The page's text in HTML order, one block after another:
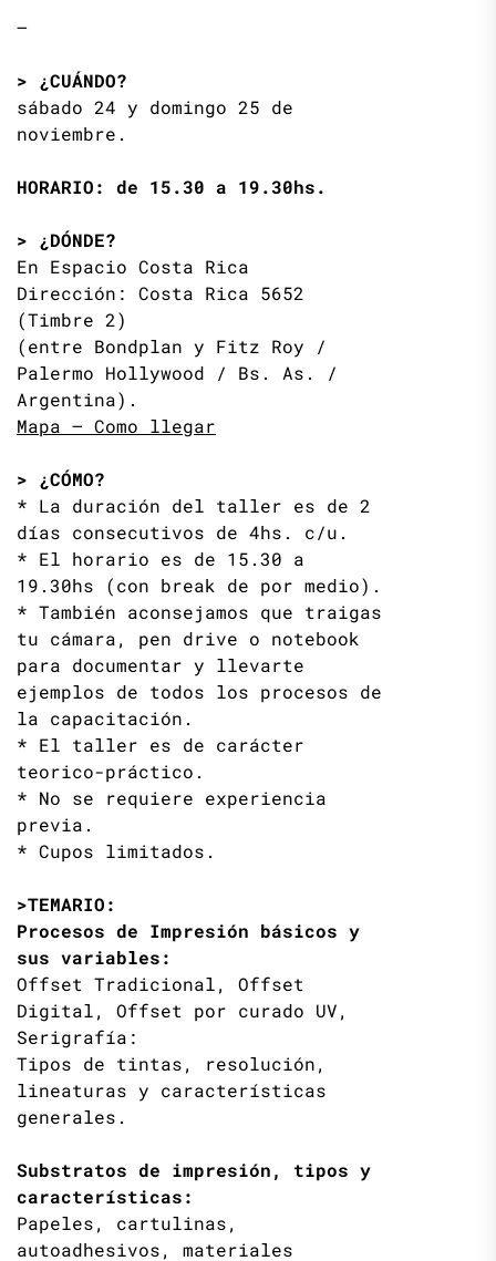
—
> ¿CUÁNDO?
sábado 24 y domingo 25 de
noviembre.
HORARIO: de 15.30 a 19.30hs.
> ¿DÓNDE?
En Espacio Costa Rica
Dirección: Costa Rica 5652
(Timbre 2)
(entre Bondplan y Fitz Roy /
Palermo Hollywood / Bs. As. /
Argentina).
Mapa – Como llegar
> ¿CÓMO?
* La duración del taller es de 2
días consecutivos de 4hs. c/u.
* El horario es de 15.30 a
19.30hs (con break de por medio).
* También aconsejamos que traigas
tu cámara, pen drive o notebook
para documentar y llevarte
ejemplos de todos los procesos de
la capacitación.
* El taller es de carácter
teorico-práctico.
* No se requiere experiencia
previa.
* Cupos limitados.
>TEMARIO:
Procesos de Impresión básicos y
sus variables:
Offset Tradicional, Offset
Digital, Offset por curado UV,
Serigrafía:
Tipos de tintas, resolución,
lineaturas y características
generales.
Substratos de impresión, tipos y
características:
Papeles, cartulinas,
autoadhesivos, materiales